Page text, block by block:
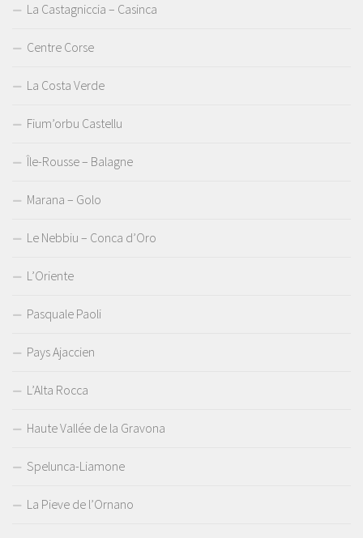
La Castagniccia – Casinca
Centre Corse
La Costa Verde
Fium’orbu Castellu
Île-Rousse – Balagne
Marana – Golo
Le Nebbiu – Conca d’Oro
L’Oriente
Pasquale Paoli
Pays Ajaccien
L’Alta Rocca
Haute Vallée de la Gravona
Spelunca-Liamone
La Pieve de l’Ornano